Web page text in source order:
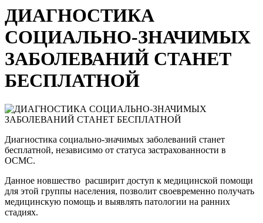
ДИАГНОСТИКА
СОЦИАЛЬНО-ЗНАЧИМЫХ
ЗАБОЛЕВАНИЙ СТАНЕТ
БЕСПЛАТНОЙ
Диагностика социально-значимых заболеваний станет
бесплатной, независимо от статуса застрахованности в
ОСМС.
Данное новшество расширит доступ к медицинской помощи
для этой группы населения, позволит своевременно получать
медицинскую помощь и выявлять патологии на ранних
стадиях.